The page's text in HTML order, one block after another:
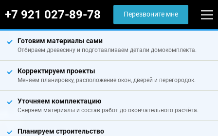
+7 921 027-89-78 Перезвоните мне
Готовим материалы сами
Отбираем древесину и подготавливаем детали домокомплекта.
Корректируем проекты
Меняем планировку, расположение окон, дверей и перегородок.
Уточняем комплектацию
Сверяем материалы и состав работ до окончательного расчёта.
Планируем строительство